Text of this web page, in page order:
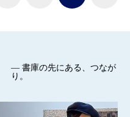
— 書庫の先にある、つなが
り。